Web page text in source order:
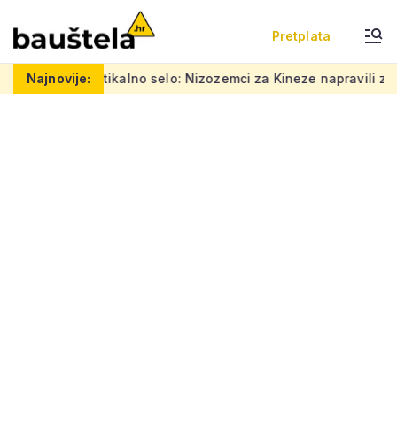
Pretplata
Najnovije:
vertikalno selo: Nizozemci za Kineze napravili zgradu